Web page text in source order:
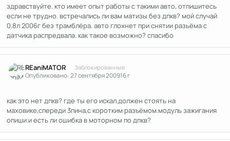
здравствуйте. кто имеет опыт работы с такими авто, отпишитесь
если не трудно. встречались ли вам матизы без дпкв? мой случай
0.8л 2006г без трамблёра. авто глохнет при снятии разьёма с
датчика распредвала. как такое возможно? спасибо
REaniMATOR Заблокированные
Опубликовано:27 сентября 200916 г
как это нет дпкв? где ты его искал.должен стоять на
маховике,спереди 3пина,с коротким разъёмом.модуль зажигания
опиши.и есть ли ошибка в моторном по дпкв?